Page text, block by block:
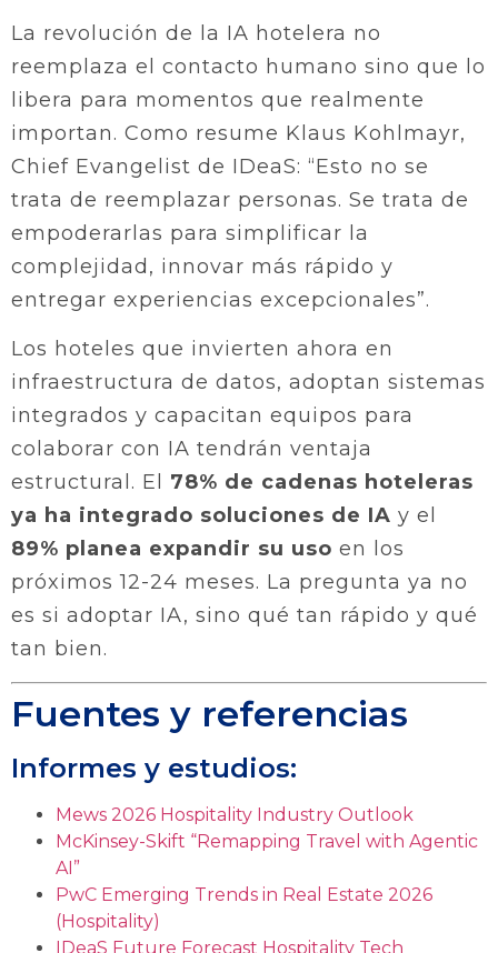
La revolución de la IA hotelera no
reemplaza el contacto humano sino que lo
libera para momentos que realmente
importan. Como resume Klaus Kohlmayr,
Chief Evangelist de IDeaS: “Esto no se
trata de reemplazar personas. Se trata de
empoderarlas para simplificar la
complejidad, innovar más rápido y
entregar experiencias excepcionales”.
Los hoteles que invierten ahora en
infraestructura de datos, adoptan sistemas
integrados y capacitan equipos para
colaborar con IA tendrán ventaja
estructural. El 78% de cadenas hoteleras
ya ha integrado soluciones de IA y el
89% planea expandir su uso en los
próximos 12-24 meses. La pregunta ya no
es si adoptar IA, sino qué tan rápido y qué
tan bien.
Fuentes y referencias
Informes y estudios:
Mews 2026 Hospitality Industry Outlook
McKinsey-Skift “Remapping Travel with Agentic
AI”
PwC Emerging Trends in Real Estate 2026
(Hospitality)
IDeaS Future Forecast Hospitality Tech